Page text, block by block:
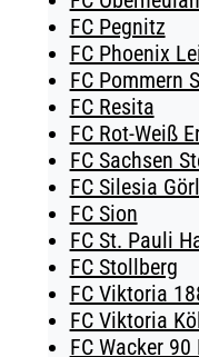
FC Pegnitz
FC Phoenix
FC Pommern
FC Resita
FC Rot-Weiß
FC Sachsen
FC Silesia
FC Sion
FC St. Pauli
FC Stollberg
FC Viktoria
FC Viktoria
FC Wacker